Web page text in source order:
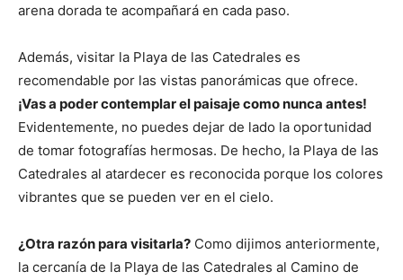
arena dorada te acompañará en cada paso.
Además, visitar la Playa de las Catedrales es
recomendable por las vistas panorámicas que ofrece.
¡Vas a poder contemplar el paisaje como nunca antes!
Evidentemente, no puedes dejar de lado la oportunidad
de tomar fotografías hermosas. De hecho, la Playa de las
Catedrales al atardecer es reconocida porque los colores
vibrantes que se pueden ver en el cielo.
¿Otra razón para visitarla? Como dijimos anteriormente,
la cercanía de la Playa de las Catedrales al Camino de